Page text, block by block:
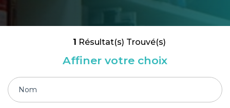
1 Résultat(s) Trouvé(s)
Affiner votre choix